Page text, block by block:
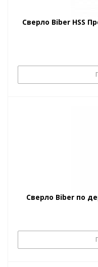
Сверло Biber HSS
Сверло Biber по